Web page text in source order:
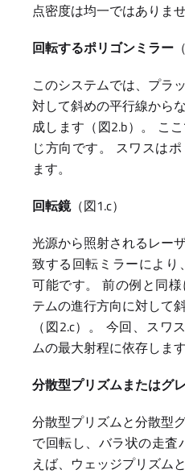
点密度は均一ではありませ
回転するポリゴンミラー
このシステムでは、プラ
対して斜めの平行線から
成します（図2.b）。 こ
じ方向です。 スワスは
ます。
回転鏡（図1.c）
光源から照射されるレー
致する回転ミラーによ
可能です。 前の例と同
テムの進行方向に対して
（図2.c）。 今回、スワ
ムの最大射程に依存します
分散型プリズムまたはグ
分散型プリズムと分散型
で回転し、バラ状の走
えば、ウェッジプリズム